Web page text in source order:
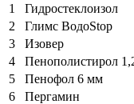
1
Гидростеклоизол
2
Глимс ВодоStop
3
Изовер
4
Пенополистирол
5
Пенофол 6 мм
6
Пергамин